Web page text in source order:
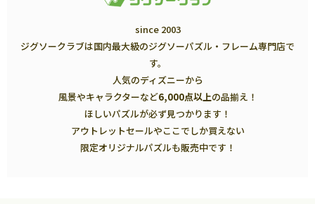
since 2003
ジグソークラブは国内最大級のジグソーパズル・フレーム専門店で
す。
人気のディズニーから
風景やキャラクターなど6,000点以上の品揃え！
ほしいパズルが必ず見つかります！
アウトレットセールやここでしか買えない
限定オリジナルパズルも販売中です！